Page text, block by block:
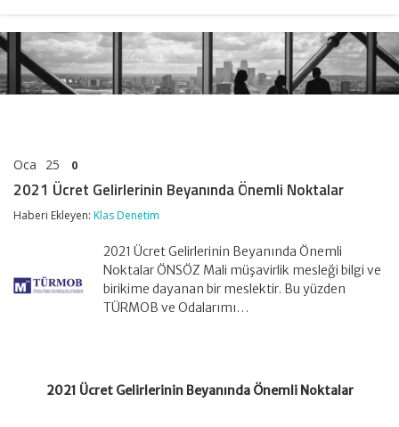
Oca 25 0
2021 Ücret Gelirlerinin Beyanında Önemli Noktalar
Haberi Ekleyen: Klas Denetim
2021 Ücret Gelirlerinin Beyanında Önemli
Noktalar ÖNSÖZ Mali müşavirlik mesleği bilgi ve
birikime dayanan bir meslektir. Bu yüzden
TÜRMOB ve Odalarımı…
2021 Ücret Gelirlerinin Beyanında Önemli Noktalar